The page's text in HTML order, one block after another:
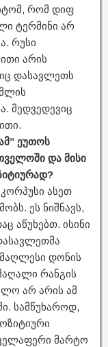
რომ დიფ
ტერმინი არ
რუსი
არის
დასავლეთს
მედვედევიც
ეუთოს
და მისი
ასეთ
ეს ნიშნავს,
აწუხებთ. ისინი
დონის
რანგის
არ არის ამ
სამწუხაროდ,
მარტო